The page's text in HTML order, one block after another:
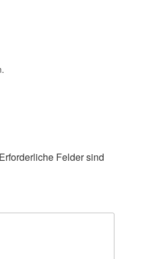
Erforderliche Felder sind